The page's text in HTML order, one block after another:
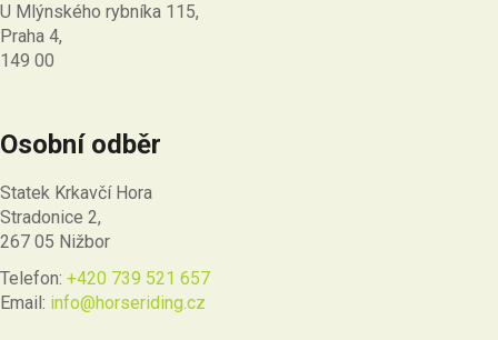
U Mlýnského rybníka 115,
Praha 4,
149 00
Osobní odběr
Statek Krkavčí Hora
Stradonice 2,
267 05 Nižbor
Telefon: +420 739 521 657
Email: info@horseriding.cz